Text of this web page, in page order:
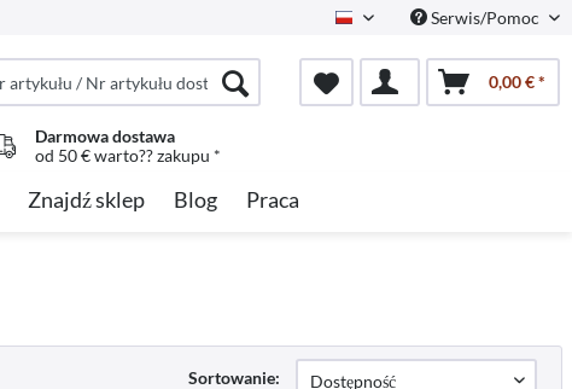
Polish Serwis/Pomoc
0,00 € *
Darmowa dostawa
od 50 € warto?? zakupu *
Znajdź sklep Blog Praca
Sortowanie: